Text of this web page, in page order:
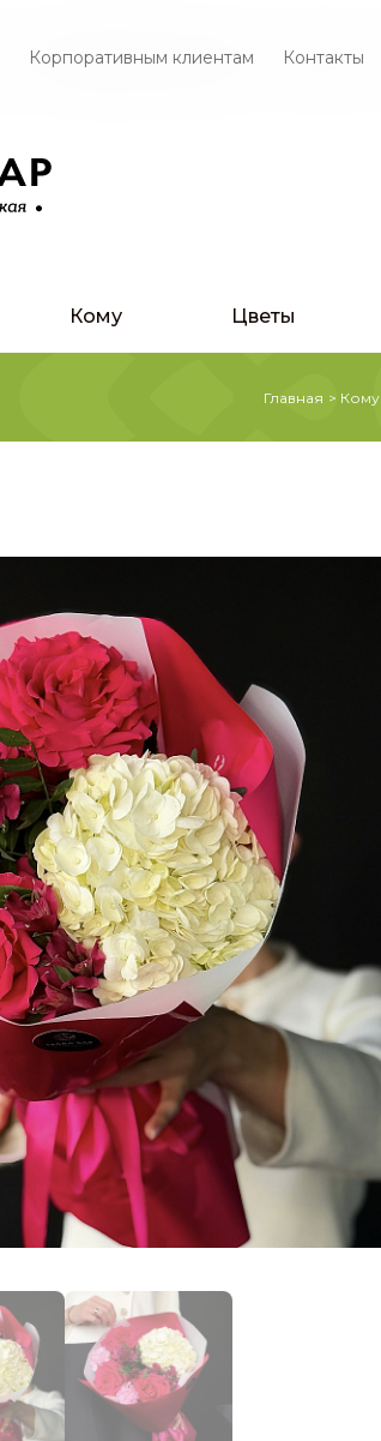
Корпоративным клиентам Контакты
Кому Цветы
Главная > Кому